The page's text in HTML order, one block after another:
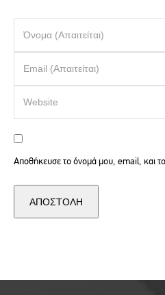
Αποθήκευσε το όνομά μου, email, και